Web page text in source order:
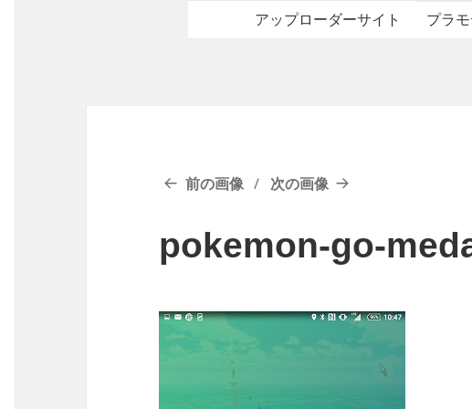
アップローダーサイト プラ
前の画像 次の画像
pokemon-go-